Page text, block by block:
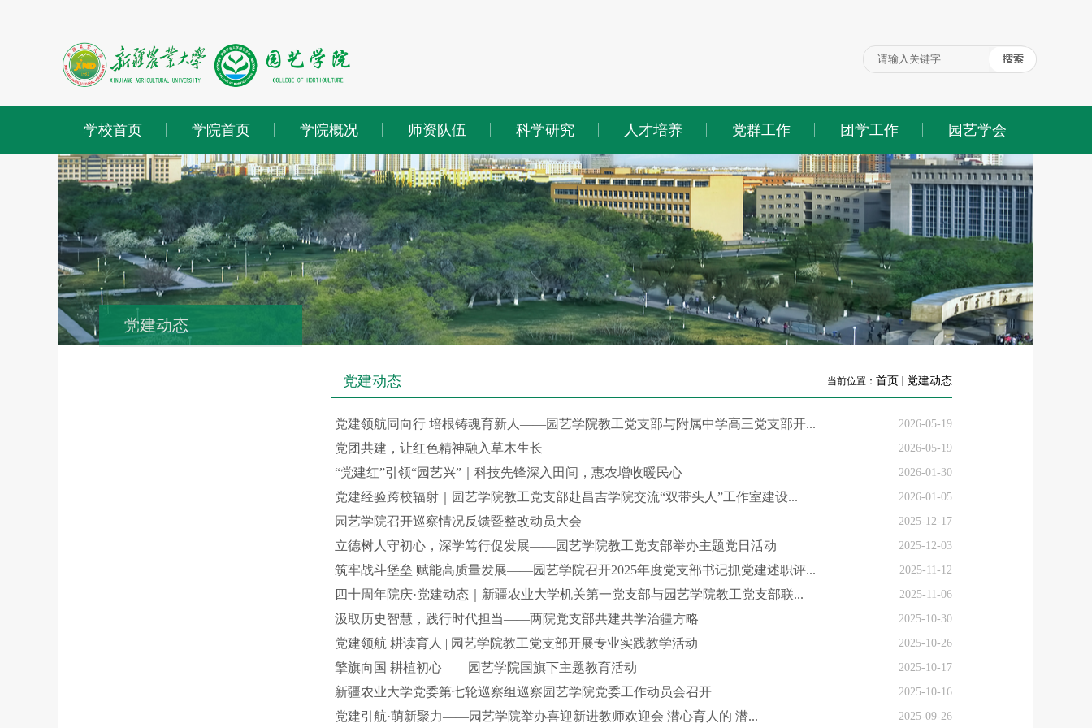
学校首页 学院首页 学院概况 师资队伍 科学研究 人才培养 党群工作 团学工作 园艺学会
党建动态
当前位置： 首页 党建动态
党建动态
党建领航同向行 培根铸魂育新人——园艺学院教工党支部与附属中学高三党支部开... 2026-05-19
党团共建，让红色精神融入草木生长 2026-05-19
“党建红”引领“园艺兴”｜科技先锋深入田间，惠农增收暖民心 2026-01-30
党建经验跨校辐射｜园艺学院教工党支部赴昌吉学院交流“双带头人”工作室建设... 2026-01-05
园艺学院召开巡察情况反馈暨整改动员大会 2025-12-17
立德树人守初心，深学笃行促发展——园艺学院教工党支部举办主题党日活动 2025-12-03
筑牢战斗堡垒 赋能高质量发展——园艺学院召开2025年度党支部书记抓党建述职评... 2025-11-12
四十周年院庆·党建动态｜新疆农业大学机关第一党支部与园艺学院教工党支部联... 2025-11-06
汲取历史智慧，践行时代担当——两院党支部共建共学治疆方略 2025-10-30
党建领航 耕读育人 | 园艺学院教工党支部开展专业实践教学活动 2025-10-26
擎旗向国 耕植初心——园艺学院国旗下主题教育活动 2025-10-17
新疆农业大学党委第七轮巡察组巡察园艺学院党委工作动员会召开 2025-10-16
党建引航·萌新聚力——园艺学院举办喜迎新进教师欢迎会 潜心育人的 潜... 2025-09-26